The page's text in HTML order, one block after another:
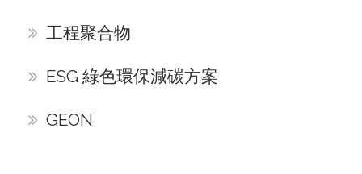
工程聚合物
ESG 綠色環保減碳方案
GEON